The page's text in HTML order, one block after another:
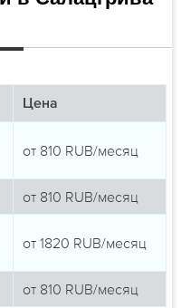
Цена
от 810 RUB/месяц
от 810 RUB/месяц
от 1820 RUB/месяц
от 810 RUB/месяц